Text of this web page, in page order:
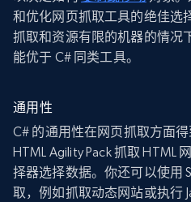
和优化网页抓取工具的绝佳选
抓取和资源有限的机器的情况
能优于 C# 同类工具。
通用性
C# 的通用性在网页抓取方面
HTML Agility Pack 抓取 HTML
择器选择数据。你还可以使用
取，例如抓取动态网站或执行